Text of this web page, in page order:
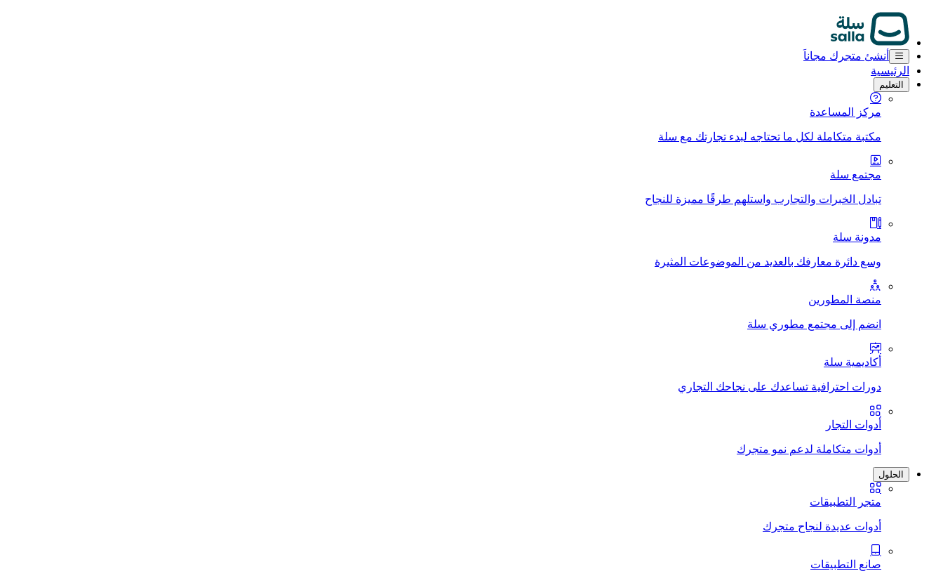
أنشئ متجرك مجاناَ
الرئيسية
التعليم
مركز المساعدة
مكتبة متكاملة لكل ما تحتاجه لبدء تجارتك مع سلة
مجتمع سلة
تبادل الخبرات والتجارب واستلهم طرقًا مميزة للنجاح
مدونة سلة
وسع دائرة معارفك بالعديد من الموضوعات المثيرة
منصة المطورين
انضم إلى مجتمع مطوري سلة
أكاديمية سلة
دورات احترافية تساعدك على نجاحك التجاري
أدوات التجار
أدوات متكاملة لدعم نمو متجرك
الحلول
متجر التطبيقات
أدوات عديدة لنجاح متجرك
صانع التطبيقات